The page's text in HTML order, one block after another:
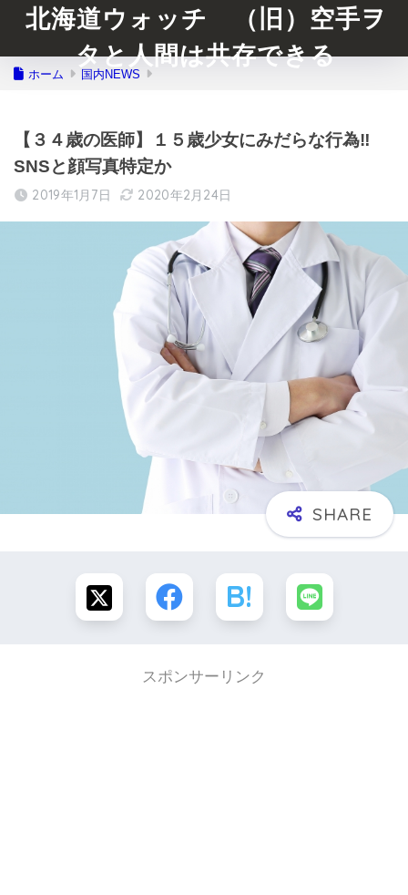
北海道ウォッチ （旧）空手ヲ
タと人間は共存できる
ホーム 国内NEWS
【３４歳の医師】１５歳少女にみだらな行為‼︎
SNSと顔写真特定か
2019年1月7日 2020年2月24日
スポンサーリンク